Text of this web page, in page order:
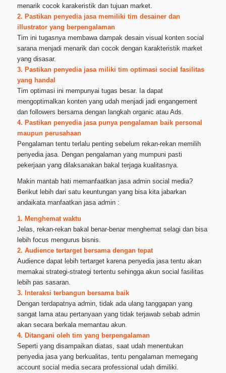
menarik cocok karakeristik dan tujuan market.
2. Pastikan penyedia jasa memiliki tim desainer dan
illustrator yang berpengalaman
Tim ini tugasnya membawa dampak desain visual konten social
sarana menjadi menarik dan cocok dengan karakteristik market
yang disasar.
3. Pastikan penyedia jasa miliki tim optimasi social fasilitas
yang handal
Tim optimasi ini mempunyai tugas besar. Ia dapat
mengoptimalkan konten yang udah menjadi jadi engangement
dan followers bersama dengan langkah organic atau Ads.
4. Pastikan penyedia jasa punya pengalaman baik personal
maupun perusahaan
Pengalaman tentu terlalu penting sebelum rekan-rekan memilih
penyedia jasa. Dengan pengalaman yang mumpuni pasti
pekerjaan yang dilaksanakan bakal terjaga kualitasnya.
Makin mantab hati memanfaatkan jasa admin social media?
Berikut lebih dari satu keuntungan yang bisa kita jabarkan
andaikata manfaatkan jasa admin :
1. Menghemat waktu
Jelas, rekan-rekan bakal benar-benar menghemat selagi dan bisa
lebih focus mengurus bisnis.
2. Audience tertarget bersama dengan tepat
Audience dapat lebih tertarget karena penyedia jasa tentu akan
memakai strategi-strategi tertentu sehingga akun social fasilitas
lebih pas sasaran.
3. Interaksi terbangun bersama baik
Dengan terdapatnya admin, tidak ada ulang tanggapan yang
sangat lama atau pertanyaan yang tidak terjawab sebab admin
akan secara berkala memantau akun.
4. Ditangani oleh tim yang berpengalaman
Seperti yang disampaikan diatas, saat udah menentukan
penyedia jasa yang berkualitas, tentu pengalaman memegang
account social media secara professional udah dimiliki.